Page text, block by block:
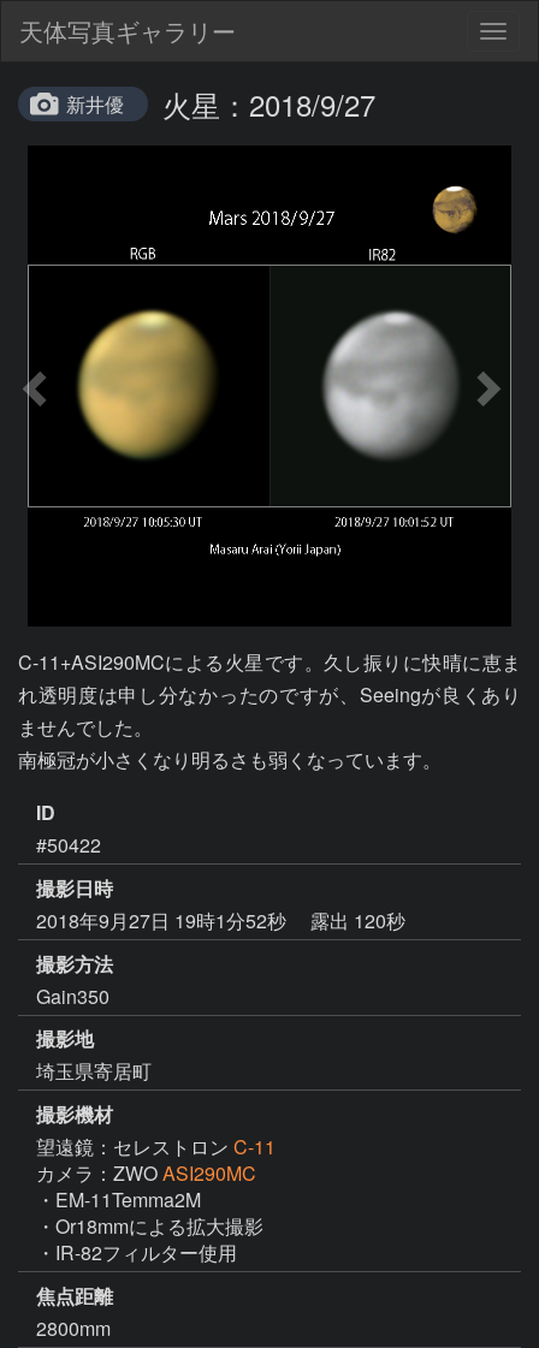
天体写真ギャラリー
新井優 火星：2018/9/27
C-11+ASI290MCによる火星です。久し振りに快晴に恵ま
れ透明度は申し分なかったのですが、Seeingが良くあり
ませんでした。
南極冠が小さくなり明るさも弱くなっています。
ID
#50422
撮影日時
2018年9月27日 19時1分52秒
露出 120秒
撮影方法
Gain350
撮影地
埼玉県寄居町
撮影機材
望遠鏡：セレストロン C-11
カメラ：ZWOASI290MC
・EM-11Temma2M
・Or18mmによる拡大撮影
・IR-82フィルター使用
焦点距離
2800mm